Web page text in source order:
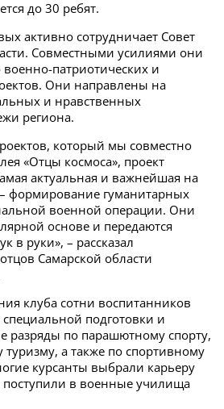
до 30 ребят.
активно сотрудничает Совет
Совместными усилиями они
патриотических и
Они направлены на
и нравственных
региона.
который мы совместно
«Отцы космоса», проект
актуальная и важнейшая на
формирование гуманитарных
военной операции. Они
основе и передаются
в руки», – рассказал
Самарской области
клуба сотни воспитанников
подготовки и
разряды по парашютному спорту,
а также по спортивному
курсанты выбрали карьеру
поступили в военные училища